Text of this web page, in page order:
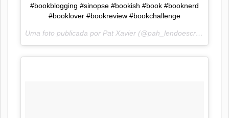
#bookblogging #sinopse #bookish #book #booknerd
#booklover #bookreview #bookchallenge
Uma foto publicada por Pat Xavier (@pah_lendoescrevendo) em